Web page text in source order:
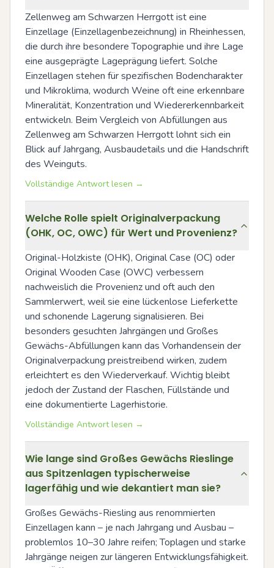
Zellenweg am Schwarzen Herrgott ist eine
Einzellage (Einzellagenbezeichnung) in Rheinhessen,
die durch ihre besondere Topographie und ihre Lage
eine ausgeprägte Lageprägung liefert. Solche
Einzellagen stehen für spezifischen Bodencharakter
und Mikroklima, wodurch Weine oft eine erkennbare
Mineralität, Konzentration und Wiedererkennbarkeit
entwickeln. Beim Vergleich von Abfüllungen aus
Zellenweg am Schwarzen Herrgott lohnt sich ein
Blick auf Jahrgang, Ausbaudetails und die Handschrift
des Weinguts.
Vollständige Antwort lesen →
Welche Rolle spielt Originalverpackung
(OHK, OC, OWC) für Wert und Provenienz?
Original-Holzkiste (OHK), Original Case (OC) oder
Original Wooden Case (OWC) verbessern
nachweislich die Provenienz und oft auch den
Sammlerwert, weil sie eine lückenlose Lieferkette
und schonende Lagerung signalisieren. Bei
besonders gesuchten Jahrgängen und Großes
Gewächs-Abfüllungen kann das Vorhandensein der
Originalverpackung preistreibend wirken, zudem
erleichtert es den Wiederverkauf. Wichtig bleibt
jedoch der Zustand der Flaschen, Füllstände und
eine dokumentierte Lagerhistorie.
Vollständige Antwort lesen →
Wie lange sind Großes Gewächs Rieslinge
aus Spitzenlagen typischerweise
lagerfähig und wie dekantiert man sie?
Großes Gewächs-Riesling aus renommierten
Einzellagen kann – je nach Jahrgang und Ausbau –
problemlos 10–30 Jahre reifen; Toplagen und starke
Jahrgänge neigen zur längeren Entwicklungsfähigkeit.